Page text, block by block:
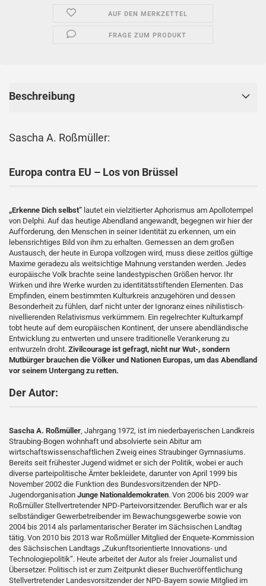
AUF DEN MERKZETTEL
FRAGE ZUM PRODUKT
Beschreibung
Sascha A. Roßmüller:
Europa contra EU – Los von Brüssel
„Erkenne Dich selbst” lautet ein vielzitierter Aphorismus am Apollotempel
von Delphi. Auf das heutige Abendland angewandt, begegnen wir hier der
Aufforderung, den Menschen in seiner Identität zu erkennen, um ein
lebensrichtiges Bild von ihm zu erhalten. Gemessen an dem großen
Austausch, der heute in Europa vollzogen wird, muss diese zeitlos gültige
Maxime geradezu als weitsichtige Mahnung verstanden werden. Jedes
europäische Volk brachte seine landestypischen Größen hervor. Ihr
Wirken und ihre Werke wurden zu identitätsstiftenden Elementen. Das
Empfinden, einem bestimmten Kulturkreis anzugehören und dessen
Besonderheit zu fühlen, darf nicht unter der Ignoranz eines nihilistisch-
nivellierenden Relativismus verkümmern. Ein regelrechter Kulturkampf
tobt heute auf dem europäischen Kontinent, der unsere abendländische
Entwicklung zu entwerten und unsere traditionelle Verankerung zu
entwurzeln droht. Zivilcourage ist gefragt, nicht nur Wut-, sondern
Mutbürger brauchen die Völker und Nationen Europas, um das Abendland
vor seinem Untergang zu retten.
Der Autor:
Sascha A. Roßmüller, Jahrgang 1972, ist im niederbayerischen Landkreis
Straubing-Bogen wohnhaft und absolvierte sein Abitur am
wirtschaftswissenschaftlichen Zweig eines Straubinger Gymnasiums.
Bereits seit frühester Jugend widmet er sich der Politik, wobei er auch
diverse parteipolitische Ämter bekleidete, darunter von April 1999 bis
November 2002 die Funktion des Bundesvorsitzenden der NPD-
Jugendorganisation Junge Nationaldemokraten. Von 2006 bis 2009 war
Roßmüller Stellvertretender NPD-Parteivorsitzender. Beruflich war er als
selbständiger Gewerbetreibender im Bewachungsgewerbe sowie von
2004 bis 2014 als parlamentarischer Berater im Sächsischen Landtag
tätig. Von 2010 bis 2013 war Roßmüller Mitglied der Enquete-Kommission
des Sächsischen Landtags „Zukunftsorientierte Innovations- und
Technologiepolitik“. Heute arbeitet der Autor als freier Journalist und
Übersetzer. Politisch ist er zum Zeitpunkt dieser Buchveröffentlichung
Stellvertretender Landesvorsitzender der NPD-Bayern sowie Mitglied im